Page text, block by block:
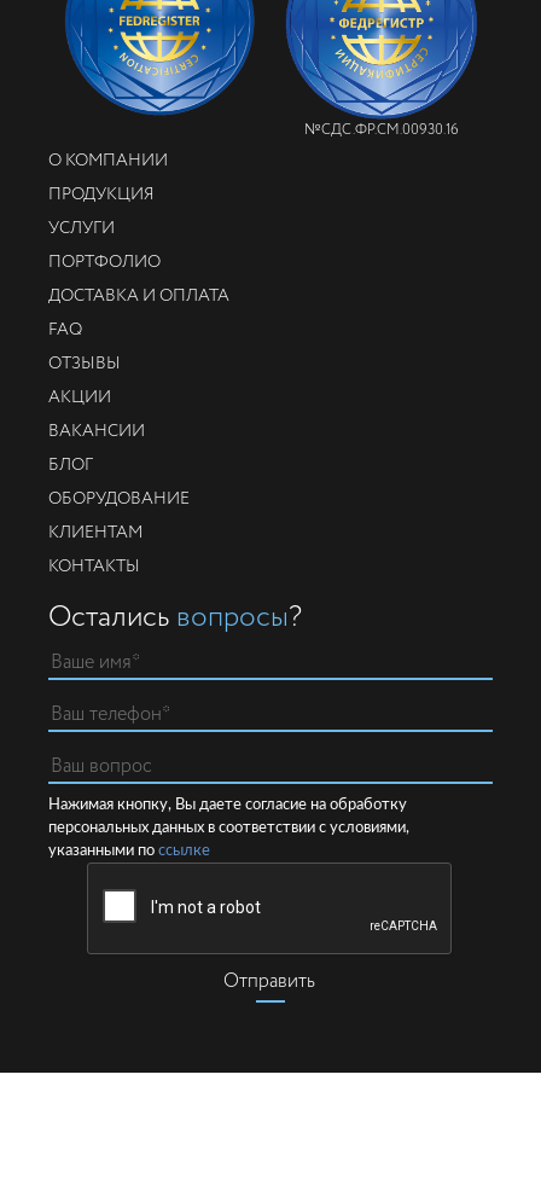
№СДС.ФР.СМ.00930.16
О КОМПАНИИ
ПРОДУКЦИЯ
УСЛУГИ
ПОРТФОЛИО
ДОСТАВКА И ОПЛАТА
FAQ
ОТЗЫВЫ
АКЦИИ
ВАКАНСИИ
БЛОГ
ОБОРУДОВАНИЕ
КЛИЕНТАМ
КОНТАКТЫ
Остались вопросы?
Нажимая кнопку, Вы даете согласие на обработку
персональных данных в соответствии с условиями,
указанными по ссылке